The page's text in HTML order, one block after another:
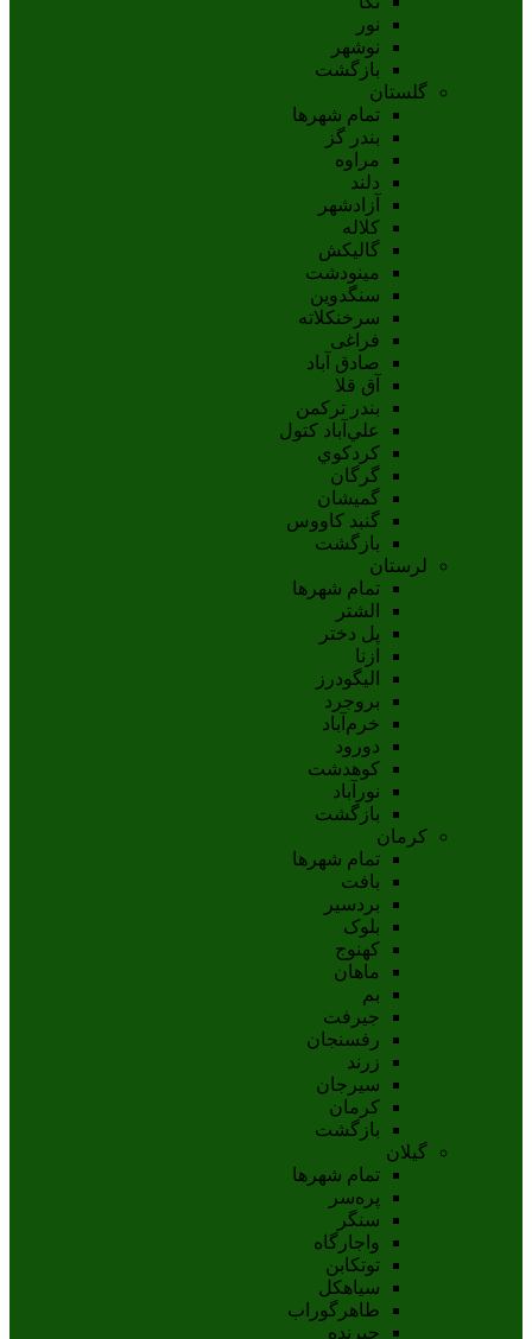
نور
نوشهر
بازگشت
گلستان
تمام شهر‌ها
بندر گز
مراوه
دلند
آزادشهر
کلاله
گالیکش
مینودشت
سنگدوین
سرخنکلاته
فراغی
صادق آباد
آق قلا
بندر ترکمن
علي‌آباد کتول
کردکوي
گرگان
گميشان
گنبد کاووس
بازگشت
لرستان
تمام شهر‌ها
الشتر
پل دختر
ازنا
اليگودرز
بروجرد
خرم‌آباد
دورود
کوهدشت
نورآباد
بازگشت
کرمان
تمام شهر‌ها
بافت
بردسیر
بلوک
کهنوج
ماهان
بم
جيرفت
رفسنجان
زرند
سيرجان
کرمان
بازگشت
گیلان
تمام شهر‌ها
پره‌سر
سنگر
واجارگاه
توتکابن
سیاهکل
طاهرگوراب
جیرنده